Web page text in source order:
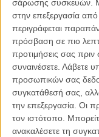
σάρωσης συσκευών.
στην επεξεργασία
περιγράφεται
πρόσβαση σε πιο
προτιμήσεις σας πριν
συναινέσετε. Λάβετε
προσωπικών σας
συγκατάθεσή σας,
την επεξεργασία. Οι
τον ιστότοπο.
ανακαλέσετε τη
ακόμη και το
απευθύνεται.
Γειώνοντας την
ανέκαθεν υπήρξε το
σε ένα αφελές
(αμερικάνικης κατά
της δράσης την
του που φυσικά θα
περιπέτειας ώστε να